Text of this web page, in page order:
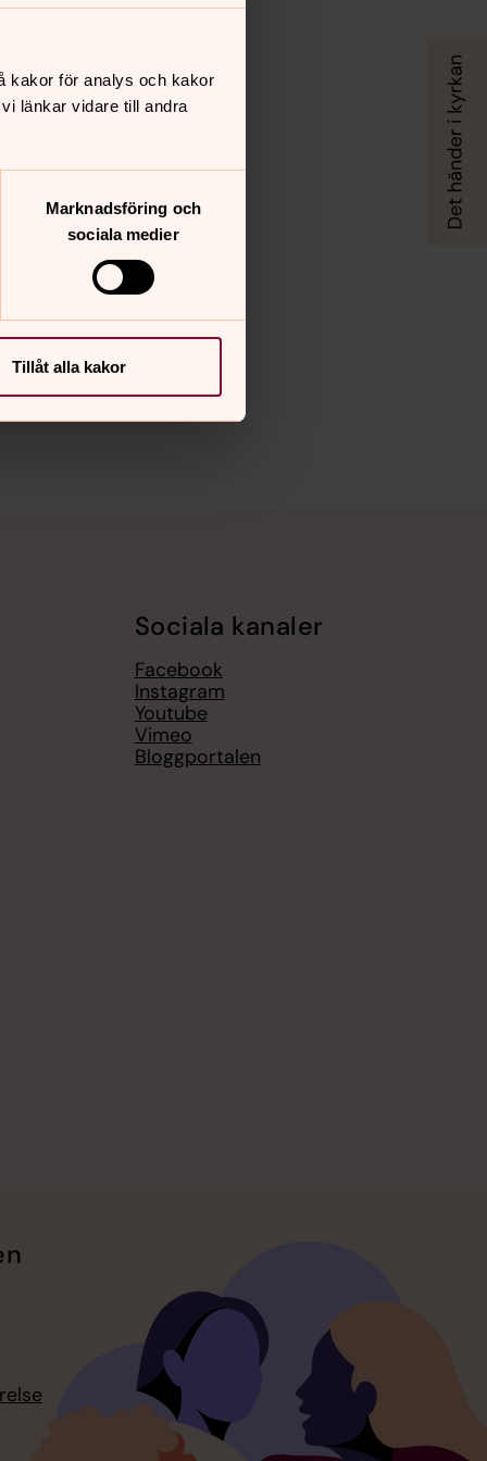
kakor för analys och kakor
länkar vidare till andra
Marknadsföring och
sociala medier
Tillåt alla kakor
Sociala kanaler
Facebook
Instagram
Youtube
Vimeo
Bloggportalen